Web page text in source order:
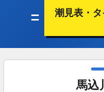
潮見表・
馬込